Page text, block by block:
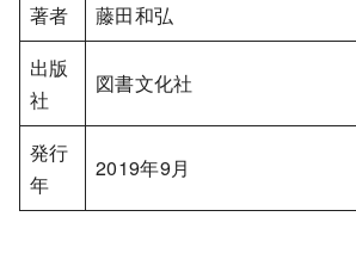
著者
藤田和弘
出版
社
図書文化社
発行
年
2019年9月